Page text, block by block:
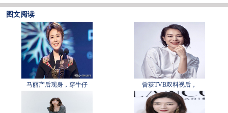
图文阅读
马丽产后现身，穿牛仔 曾获TVB双料视后，